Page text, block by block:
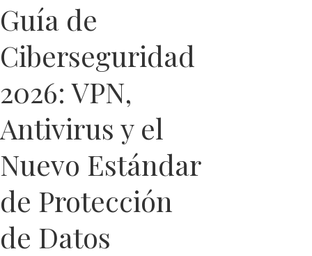
Guía de
Ciberseguridad
2026: VPN,
Antivirus y el
Nuevo Estándar
de Protección
de Datos